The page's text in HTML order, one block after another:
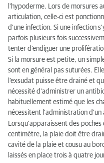
l'hypoderme. Lors de morsures
articulation, celle-ci est
d'une infection. Si une infection
parfois plusieurs fois
tenter d'endiguer une
Si la morsure est petite, un
sont en général pas suturées.
l'exsudat puisse être drainé et
nécessité d'administrer un
habituellement estimé que les
nécessitent l'administration d'un
Lorsqu’apparaissent des
centimètre, la plaie doit être
cavité de la plaie et cousu au
laissés en place trois à quatre